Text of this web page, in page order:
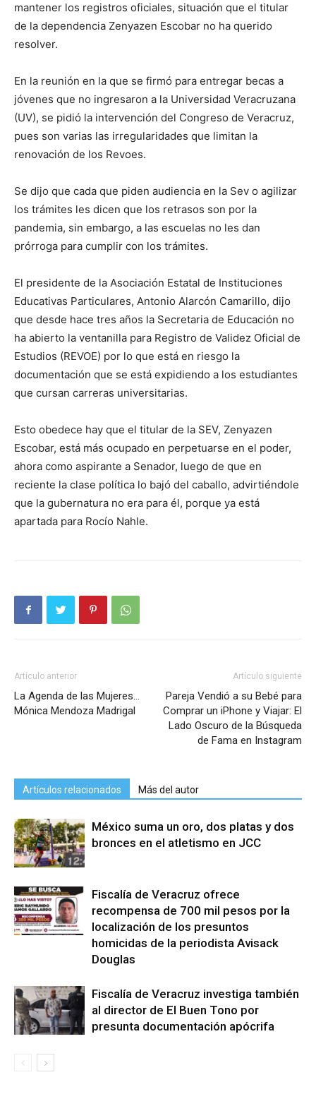
mantener los registros oficiales, situación que el titular
de la dependencia Zenyazen Escobar no ha querido
resolver.
En la reunión en la que se firmó para entregar becas a
jóvenes que no ingresaron a la Universidad Veracruzana
(UV), se pidió la intervención del Congreso de Veracruz,
pues son varias las irregularidades que limitan la
renovación de los Revoes.
Se dijo que cada que piden audiencia en la Sev o agilizar
los trámites les dicen que los retrasos son por la
pandemia, sin embargo, a las escuelas no les dan
prórroga para cumplir con los trámites.
El presidente de la Asociación Estatal de Instituciones
Educativas Particulares, Antonio Alarcón Camarillo, dijo
que desde hace tres años la Secretaria de Educación no
ha abierto la ventanilla para Registro de Validez Oficial de
Estudios (REVOE) por lo que está en riesgo la
documentación que se está expidiendo a los estudiantes
que cursan carreras universitarias.
Esto obedece hay que el titular de la SEV, Zenyazen
Escobar, está más ocupado en perpetuarse en el poder,
ahora como aspirante a Senador, luego de que en
reciente la clase política lo bajó del caballo, advirtiéndole
que la gubernatura no era para él, porque ya está
apartada para Rocío Nahle.
Artículo anterior
La Agenda de las Mujeres…
Mónica Mendoza Madrigal
Artículo siguiente
Pareja Vendió a su Bebé para
Comprar un iPhone y Viajar: El
Lado Oscuro de la Búsqueda
de Fama en Instagram
Artículos relacionados Más del autor
México suma un oro, dos platas y dos
bronces en el atletismo en JCC
Fiscalía de Veracruz ofrece
recompensa de 700 mil pesos por la
localización de los presuntos
homicidas de la periodista Avisack
Douglas
Fiscalía de Veracruz investiga también
al director de El Buen Tono por
presunta documentación apócrifa